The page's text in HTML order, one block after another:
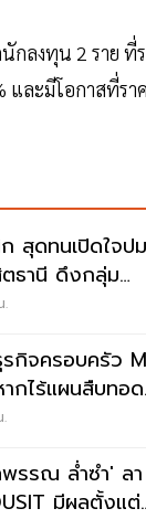
นักลงทุน 2 ราย
ละมีโอกาสที่รา
สุดทนเปิดใจปม
ธานี ดึงกลุ่ม
.
รกิจครอบครัว
กไร้แผนสืบทอ
รรณ ล่ำซำ' ลา
มีผลตั้งแต่